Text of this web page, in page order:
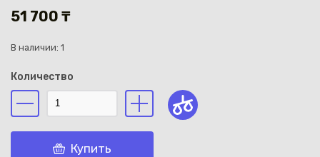
51 700 ₸
В наличии: 1
Количество
Купить